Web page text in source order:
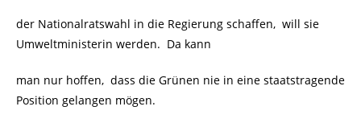
der Nationalratswahl in die Regierung schaffen, will sie
Umweltministerin werden. Da kann
man nur hoffen, dass die Grünen nie in eine staatstragende
Position gelangen mögen.